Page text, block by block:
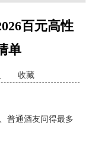
百元高性
单
人 收藏
普通酒友问得最多